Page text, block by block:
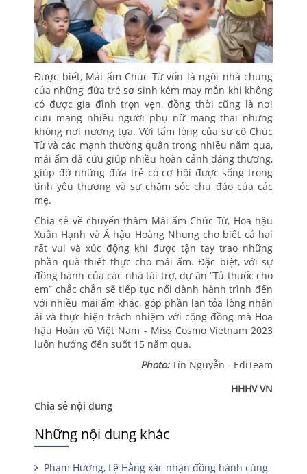
Được biết, Mái ấm Chúc Từ vốn là ngôi nhà chung
của những đứa trẻ sơ sinh kém may mắn khi không
có được gia đình trọn vẹn, đồng thời cũng là nơi
cưu mang nhiều người phụ nữ mang thai nhưng
không nơi nương tựa. Với tấm lòng của sư cô Chúc
Từ và các mạnh thường quân trong nhiều năm qua,
mái ấm đã cứu giúp nhiều hoàn cảnh đáng thương,
giúp đỡ những đứa trẻ có cơ hội được sống trong
tình yêu thương và sự chăm sóc chu đáo của các
mẹ.
Chia sẻ về chuyến thăm Mái ấm Chúc Từ, Hoa hậu
Xuân Hạnh và Á hậu Hoàng Nhung cho biết cả hai
rất vui và xúc động khi được tận tay trao những
phần quà thiết thực cho mái ấm. Đặc biệt, với sự
đồng hành của các nhà tài trợ, dự án “Tủ thuốc cho
em” chắc chắn sẽ tiếp tục nối dành hành trình đến
với nhiều mái ấm khác, góp phần lan tỏa lòng nhân
ái và thực hiện trách nhiệm với cộng đồng mà Hoa
hậu Hoàn vũ Việt Nam - Miss Cosmo Vietnam 2023
luôn hướng đến suốt 15 năm qua.
Photo:Tín Nguyễn - EdiTeam
HHHV VN
Chia sẻ nội dung
Những nội dung khác
Phạm Hương, Lệ Hằng xác nhận đồng hành cùng